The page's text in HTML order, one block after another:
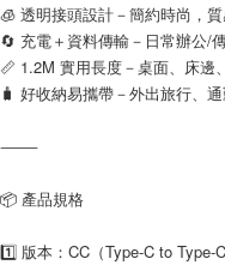
🧊 透明接頭設計－簡約時尚，
🔄 充電＋資料傳輸－日常辦公/
📏 1.2M 實用長度－桌面、床邊
🧳 好收納易攜帶－外出旅行、
⸻
📦 產品規格
1️⃣ 版本：CC（Type-C to Type-C